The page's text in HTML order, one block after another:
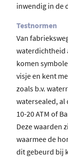
inwendig in de
Testnormen
Van
waterdichtheid
komen
visje en kent
zoals b.v.
watersealed, al
10-20 ATM of
Deze waarden
waarmee de
dit gebeurd bij